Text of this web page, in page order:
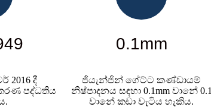
2016 දී
පද්ධතිය
0.1mm
ජියැන්ජින් ගේට්ට කණ්ඩායම්
නිෂ්පාදනය සඳහා 0.1mm වානේ 0.1
වානේ කඩා වැටිය හැකිය.